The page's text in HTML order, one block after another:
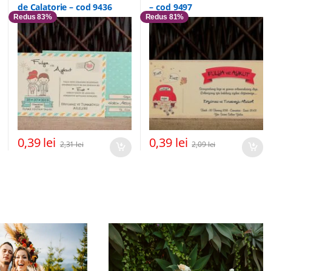
de Calatorie – cod 9436
Redus 83%
0,39lei 2,31lei
– cod 9497
Redus 81%
0,39 lei 2,09lei